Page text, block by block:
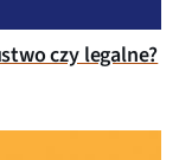
czy legalne?